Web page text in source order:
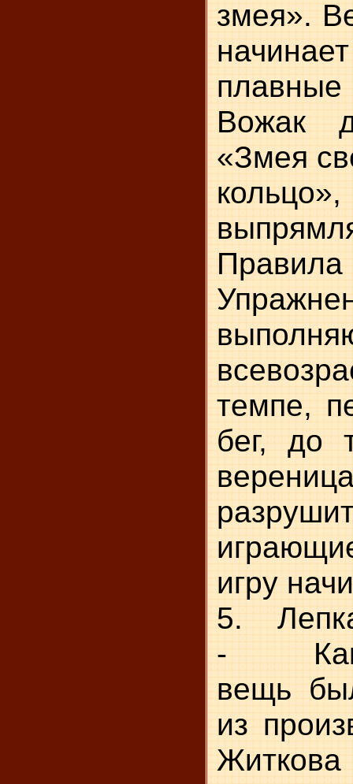
змея».
Вожак
«Змея
темпе,
бег, до
игру
5.
-
вещь
из